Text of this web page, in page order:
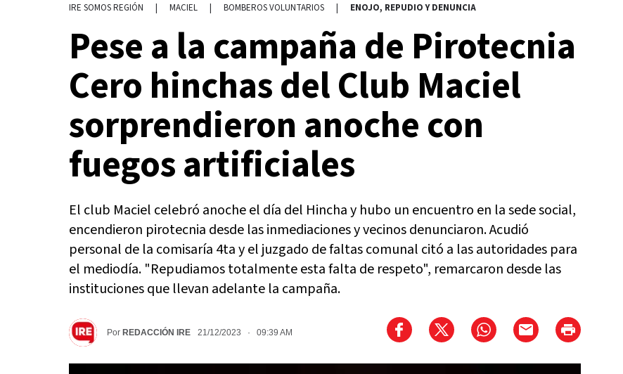
IRE SOMOS REGIÓN | MACIEL | BOMBEROS VOLUNTARIOS | ENOJO, REPUDIO Y DENUNCIA
Pese a la campaña de Pirotecnia
Cero hinchas del Club Maciel
sorprendieron anoche con
fuegos artificiales
El club Maciel celebró anoche el día del Hincha y hubo un encuentro en la sede social,
encendieron pirotecnia desde las inmediaciones y vecinos denunciaron. Acudió
personal de la comisaría 4ta y el juzgado de faltas comunal citó a las autoridades para
el mediodía. "Repudiamos totalmente esta falta de respeto", remarcaron desde las
instituciones que llevan adelante la campaña.
Por REDACCIÓN IRE 21/12/2023 · 09:39 AM